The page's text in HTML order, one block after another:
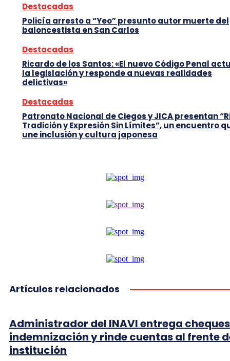
Destacadas
Policía arresto a “Yeo” presunto autor muerte del
baloncestista en San Carlos
Destacadas
Ricardo de los Santos: «El nuevo Código Penal
la legislación y responde a nuevas realidades
delictivas»
Destacadas
Patronato Nacional de Ciegos y JICA presentan
Tradición y Expresión Sin Límites”, un encuentro
une inclusión y cultura japonesa
Artículos relacionados
Administrador del INAVI entrega
indemnización y rinde cuentas al frente
institución